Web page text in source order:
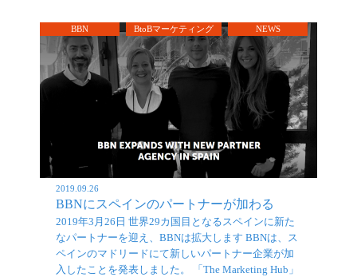
BBN BtoBマーケティング NEWS
2019.09.26
BBNにスペインのパートナーが加わる
2019年3月26日 世界29カ国目となるスペインに新た
なパートナーを迎え、BBNは拡大します BBNは、ス
ペインのマドリードにて新しいパートナー企業が加
入したことを発表しました。 「The Marketing Hub」